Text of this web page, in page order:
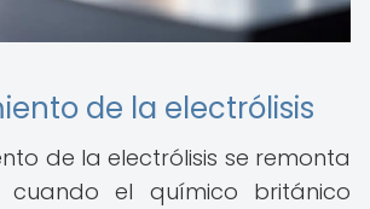
de la electrólisis
de la electrólisis se remonta
cuando el químico británico